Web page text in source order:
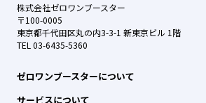
株式会社ゼロワンブースター
〒100-0005
東京都千代田区丸の内3-3-1 新東京ビル 1階
TEL 03-6435-5360
ゼロワンブースターについて
サービスについて